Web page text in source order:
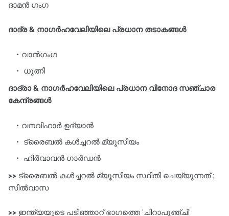
ദാമൻ ഗംഗ
ദാദ്ര & നാഗർഹവേലിയിലെ പ്രധാന തടാകങ്ങൾ
വാൻഗംഗ
ധുത്നി
ദാദ്രാ & നാഗർഹവേലിയിലെ പ്രധാന വിനോദ സഞ്ചാര
കേന്ദ്രങ്ങൾ
വനവിഹാർ ഉദ്യാൻ
ട്രൈബൽ കൾച്ചറൽ മ്യൂസിയം
ഹിർവാവൻ ഗാർഡൻ
>> ട്രൈബൽ കൾച്ചറൽ മ്യൂസിയം സ്ഥിതി ചെയ്യുന്നത്‌ :
സിൽവാസ
>> ഇന്ത്യയുടെ പടിഞ്ഞാറ്‌ ഭാഗത്തെ 'ചിറാപൂഞ്ചി'